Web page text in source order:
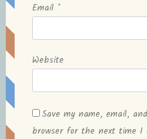
Email *
Website
Save my name, email,
browser for the next time I